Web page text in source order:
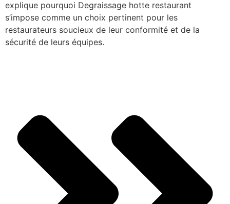
explique pourquoi Degraissage hotte restaurant
s’impose comme un choix pertinent pour les
restaurateurs soucieux de leur conformité et de la
sécurité de leurs équipes.